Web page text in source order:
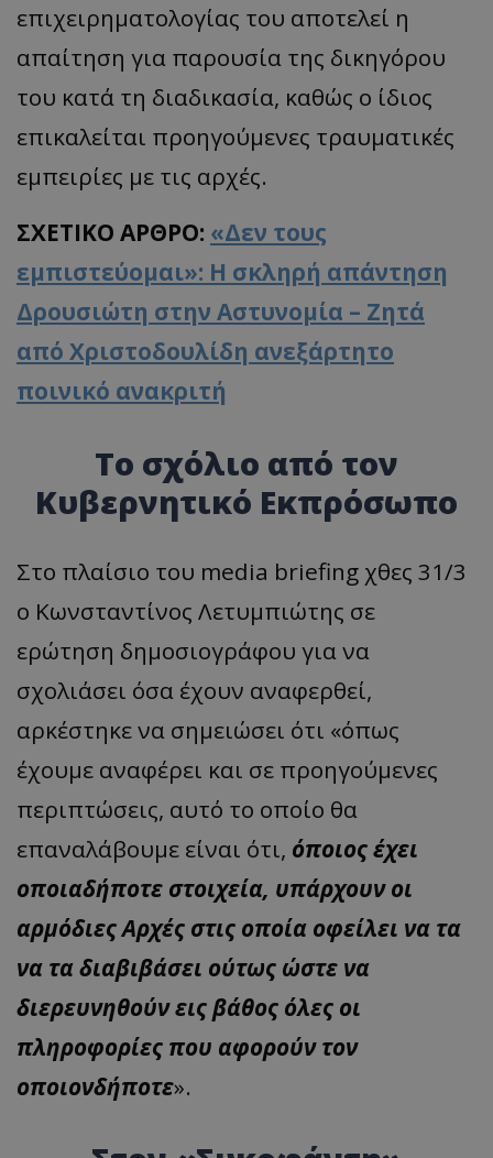
επιχειρηματολογίας του αποτελεί η
απαίτηση για παρουσία της δικηγόρου
του κατά τη διαδικασία, καθώς ο ίδιος
επικαλείται προηγούμενες τραυματικές
εμπειρίες με τις αρχές.
ΣΧΕΤΙΚΟ ΑΡΘΡΟ: «Δεν τους
εμπιστεύομαι»: Η σκληρή απάντηση
Δρουσιώτη στην Αστυνομία – Ζητά
από Χριστοδουλίδη ανεξάρτητο
ποινικό ανακριτή
Το σχόλιο από τον
Κυβερνητικό Εκπρόσωπο
Στο πλαίσιο του media briefing χθες 31/3
ο Κωνσταντίνος Λετυμπιώτης σε
ερώτηση δημοσιογράφου για να
σχολιάσει όσα έχουν αναφερθεί,
αρκέστηκε να σημειώσει ότι «όπως
έχουμε αναφέρει και σε προηγούμενες
περιπτώσεις, αυτό το οποίο θα
επαναλάβουμε είναι ότι, όποιος έχει
οποιαδήποτε στοιχεία, υπάρχουν οι
αρμόδιες Αρχές στις οποία οφείλει να τα
να τα διαβιβάσει ούτως ώστε να
διερευνηθούν εις βάθος όλες οι
πληροφορίες που αφορούν τον
οποιονδήποτε».